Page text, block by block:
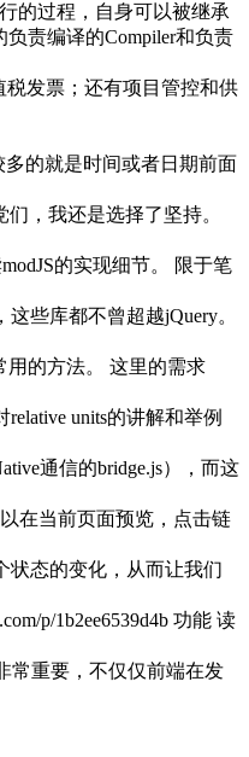
的过程，自身可以被继承
责编译的Compiler和负责
发票；还有项目管控和供
多的就是时间或者日期前面
，我还是选择了坚持。
的实现细节。 限于笔
些库都不曾超越jQuery。
用的方法。 这里的需求
units的讲解和举例
通信的bridge.js），而这
在当前页面预览，点击链
状态的变化，从而让我们
p/1b2ee6539d4b 功能 读
常重要，不仅仅前端在发